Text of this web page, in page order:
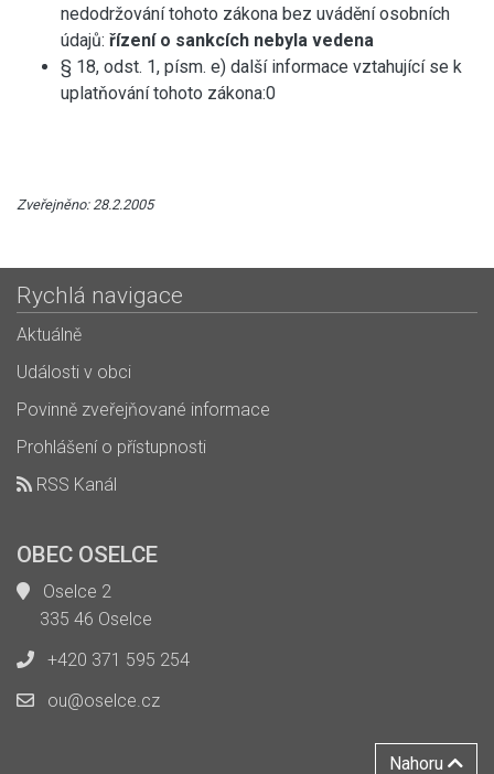
nedodržování tohoto zákona bez uvádění osobních
údajů: řízení o sankcích nebyla vedena
§ 18, odst. 1, písm. e) další informace vztahující se k
uplatňování tohoto zákona:0
Zveřejněno: 28.2.2005
Rychlá navigace
Aktuálně
Události v obci
Povinně zveřejňované informace
Prohlášení o přístupnosti
RSS Kanál
OBEC OSELCE
Oselce 2
335 46 Oselce
+420 371 595 254
ou@oselce.cz
Nahoru